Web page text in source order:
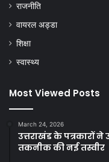
राजनीति
वायरल अड्डा
शिक्षा
स्वास्थ्य
Most Viewed Posts
March 24, 2026
उत्तराखंड के पत्रकारों
तकनीक की नई तस्वीर